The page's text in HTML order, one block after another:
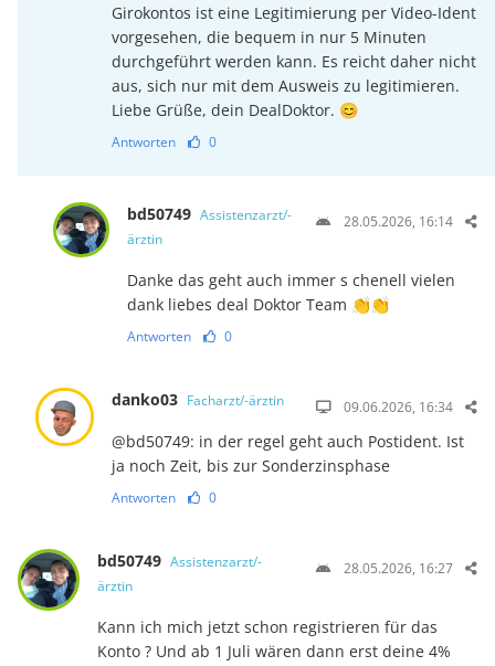
Girokontos ist eine Legitimierung per Video-Ident
vorgesehen, die bequem in nur 5 Minuten
durchgeführt werden kann. Es reicht daher nicht
aus, sich nur mit dem Ausweis zu legitimieren.
Liebe Grüße, dein DealDoktor. 😊
Antworten 0
bd50749 Assistenzarzt/-
ärztin
28.05.2026, 16:14
Danke das geht auch immer s chenell vielen
dank liebes deal Doktor Team 👏👏
Antworten 0
danko03 Facharzt/-ärztin 09.06.2026, 16:34
@bd50749: in der regel geht auch Postident. Ist
ja noch Zeit, bis zur Sonderzinsphase
Antworten 0
bd50749 Assistenzarzt/-
ärztin
28.05.2026, 16:27
Kann ich mich jetzt schon registrieren für das
Konto ? Und ab 1 Juli wären dann erst deine 4%